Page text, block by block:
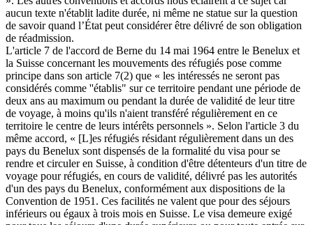
aucun texte n'établit ladite durée, ni même ne statue sur la question
de savoir quand l’État peut considérer être délivré de son obligation
de réadmission.
L'article 7 de l'accord de Berne du 14 mai 1964 entre le Benelux et
la Suisse concernant les mouvements des réfugiés pose comme
principe dans son article 7(2) que « les intéressés ne seront pas
considérés comme ''établis" sur ce territoire pendant une période de
deux ans au maximum ou pendant la durée de validité de leur titre
de voyage, à moins qu'ils n'aient transféré régulièrement en ce
territoire le centre de leurs intérêts personnels ». Selon l'article 3 du
même accord, « [L]es réfugiés résidant régulièrement dans un des
pays du Benelux sont dispensés de la formalité du visa pour se
rendre et circuler en Suisse, à condition d'être détenteurs d'un titre de
voyage pour réfugiés, en cours de validité, délivré pas les autorités
d'un des pays du Benelux, conformément aux dispositions de la
Convention de 1951. Ces facilités ne valent que pour des séjours
inférieurs ou égaux à trois mois en Suisse. Le visa demeure exigé